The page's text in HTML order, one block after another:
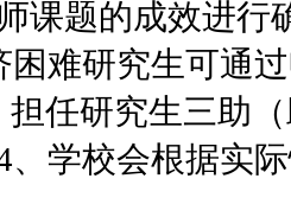
课题的成效进行
困难研究生可通
担任研究生三助
、学校会根据实